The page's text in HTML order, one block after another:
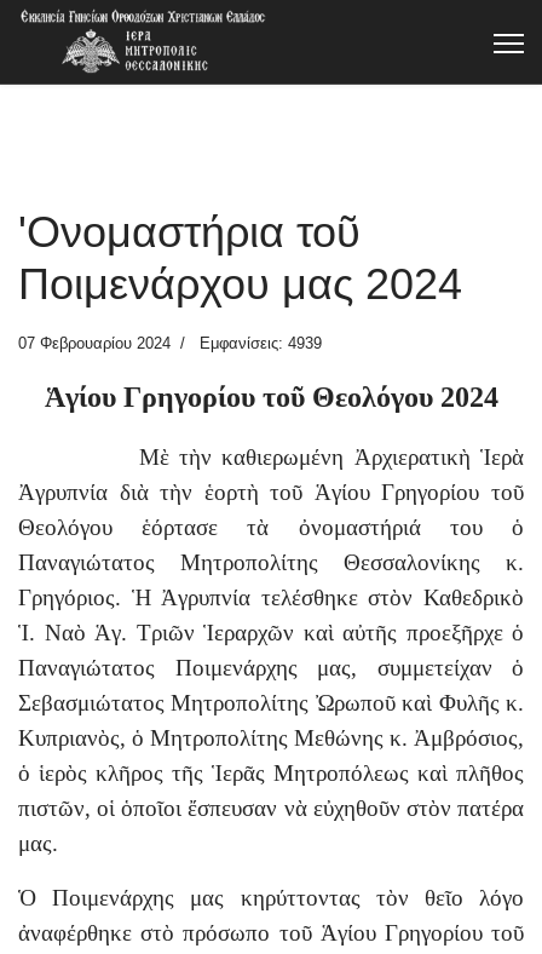
'Ονομαστήρια τοῦ
Ποιμενάρχου μας 2024
07 Φεβρουαρίου 2024 Εμφανίσεις: 4939
Ἁγίου Γρηγορίου τοῦ Θεολόγου 2024
Μὲ τὴν καθιερωμένη Ἀρχιερατικὴ Ἱερὰ
Ἀγρυπνία διὰ τὴν ἑορτὴ τοῦ Ἁγίου Γρηγορίου τοῦ
Θεολόγου ἑόρτασε τὰ ὀνομαστήριά του ὁ
Παναγιώτατος Μητροπολίτης Θεσσαλονίκης κ.
Γρηγόριος. Ἡ Ἀγρυπνία τελέσθηκε στὸν Καθεδρικὸ
Ἱ. Ναὸ Ἁγ. Τριῶν Ἱεραρχῶν καὶ αὐτῆς προεξῆρχε ὁ
Παναγιώτατος Ποιμενάρχης μας, συμμετείχαν ὁ
Σεβασμιώτατος Μητροπολίτης Ὠρωποῦ καὶ Φυλῆς κ.
Κυπριανὸς, ὁ Μητροπολίτης Μεθώνης κ. Ἀμβρόσιος,
ὁ ἱερὸς κλῆρος τῆς Ἱερᾶς Μητροπόλεως καὶ πλῆθος
πιστῶν, οἱ ὁποῖοι ἔσπευσαν νὰ εὐχηθοῦν στὸν πατέρα
μας.
Ὁ Ποιμενάρχης μας κηρύττοντας τὸν θεῖο λόγο
ἀναφέρθηκε στὸ πρόσωπο τοῦ Ἁγίου Γρηγορίου τοῦ